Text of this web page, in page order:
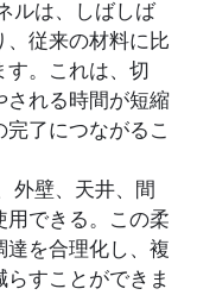
ルは、しばしば
、従来の材料に比
。これは、切
される時間が短縮
了につながるこ
外壁、天井、間
用できる。この柔
達を合理化し、複
すことができま